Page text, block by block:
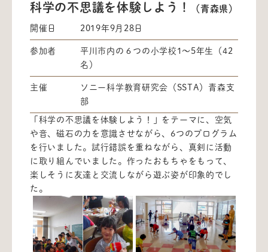
科学の不思議を体験しよう！ （青森県）
開催日 2019年9月28日
参加者
平川市内の６つの小学校1～5年生（42
名）
主催
ソニー科学教育研究会（SSTA）青森支
部
「科学の不思議を体験しよう！」をテーマに、空気
や音、磁石の力を意識させながら、6つのプログラム
を行いました。試行錯誤を重ねながら、真剣に活動
に取り組んでいました。作ったおもちゃをもって、
楽しそうに友達と交流しながら遊ぶ姿が印象的でし
た。